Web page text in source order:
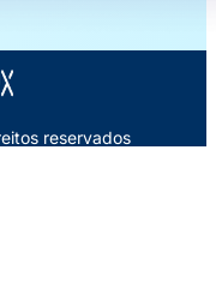
reservados